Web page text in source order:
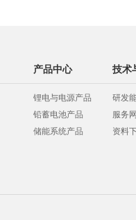
产品中心
锂电与电源产品
铅蓄电池产品
储能系统产品
技术
研发
服务
资料